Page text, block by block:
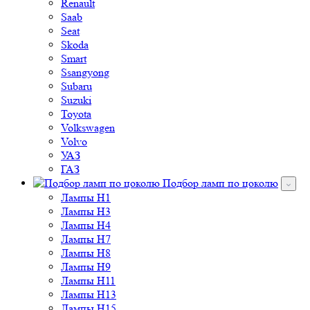
Renault
Saab
Seat
Skoda
Smart
Ssangyong
Subaru
Suzuki
Toyota
Volkswagen
Volvo
УАЗ
ГАЗ
Подбор ламп по цоколю
Лампы H1
Лампы H3
Лампы H4
Лампы H7
Лампы H8
Лампы H9
Лампы H11
Лампы H13